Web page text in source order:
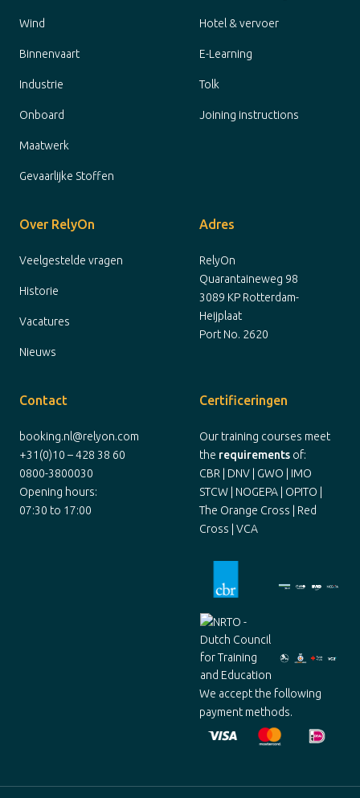
Wind
Binnenvaart
Industrie
Onboard
Maatwerk
Gevaarlijke Stoffen
Hotel & vervoer
E-Learning
Tolk
Joining instructions
Over RelyOn
Veelgestelde vragen
Historie
Vacatures
Nieuws
Adres
RelyOn
Quarantaineweg 98
3089 KP Rotterdam-
Heijplaat
Port No. 2620
Contact
booking.nl@relyon.com
+31(0)10 – 428 38 60
0800-3800030
Opening hours:
07:30 to 17:00
Certificeringen
Our training courses meet
the requirements of:
CBR | DNV | GWO | IMO
STCW | NOGEPA | OPITO |
The Orange Cross | Red
Cross | VCA
We accept the following
payment methods.